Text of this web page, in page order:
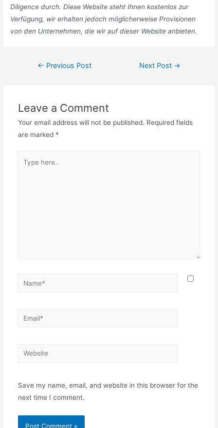
Diligence durch. Diese Website steht Ihnen kostenlos zur
Verfügung, wir erhalten jedoch möglicherweise Provisionen
von den Unternehmen, die wir auf dieser Website anbieten.
Post← Previous Post Next Post →
Leave a Comment
Your email address will not be published. Required fields
are marked *
here..
Name*
Email*
Website
Save my name, email, and website in this browser for the
next time I comment.